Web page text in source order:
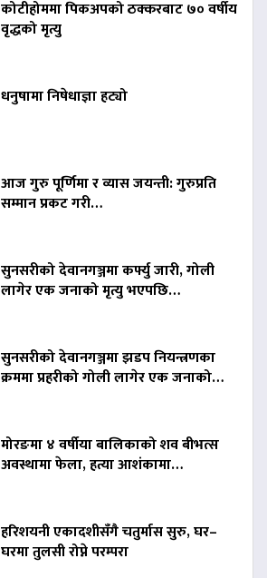
कोटीहोममा पिकअपको ठक्करबाट ७० वर्षीय
वृद्धको मृत्यु
धनुषामा निषेधाज्ञा हट्यो
आज गुरु पूर्णिमा र व्यास जयन्ती: गुरुप्रति
सम्मान प्रकट गरी…
सुनसरीको देवानगञ्जमा कर्फ्यु जारी, गोली
लागेर एक जनाको मृत्यु भएपछि…
सुनसरीको देवानगञ्जमा झडप नियन्त्रणका
क्रममा प्रहरीको गोली लागेर एक जनाको…
मोरङमा ४ वर्षीया बालिकाको शव बीभत्स
अवस्थामा फेला, हत्या आशंकामा…
हरिशयनी एकादशीसँगै चतुर्मास सुरु, घर–
घरमा तुलसी रोप्ने परम्परा